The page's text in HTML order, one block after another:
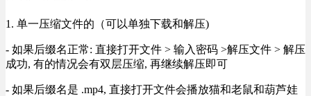
1. 单一压缩文件的（可以单独下载和解压)
- 如果后缀名正常: 直接打开文件 > 输入密码 >解压文件 > 解压
成功, 有的情况会有双层压缩, 再继续解压即可
- 如果后缀名是 .mp4, 直接打开文件会播放猫和老鼠和葫芦娃